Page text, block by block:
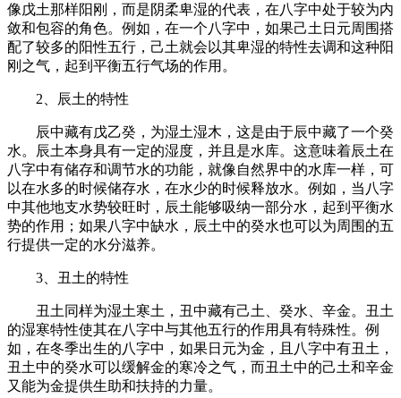
像戊土那样阳刚，而是阴柔卑湿的代表，在八字中处于较为内
敛和包容的角色。例如，在一个八字中，如果己土日元周围搭
配了较多的阳性五行，己土就会以其卑湿的特性去调和这种阳
刚之气，起到平衡五行气场的作用。
2、辰土的特性
辰中藏有戊乙癸，为湿土湿木，这是由于辰中藏了一个癸
水。辰土本身具有一定的湿度，并且是水库。这意味着辰土在
八字中有储存和调节水的功能，就像自然界中的水库一样，可
以在水多的时候储存水，在水少的时候释放水。例如，当八字
中其他地支水势较旺时，辰土能够吸纳一部分水，起到平衡水
势的作用；如果八字中缺水，辰土中的癸水也可以为周围的五
行提供一定的水分滋养。
3、丑土的特性
丑土同样为湿土寒土，丑中藏有己土、癸水、辛金。丑土
的湿寒特性使其在八字中与其他五行的作用具有特殊性。例
如，在冬季出生的八字中，如果日元为金，且八字中有丑土，
丑土中的癸水可以缓解金的寒冷之气，而丑土中的己土和辛金
又能为金提供生助和扶持的力量。